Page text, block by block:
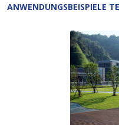
ANWENDUNGSBEISPIELE